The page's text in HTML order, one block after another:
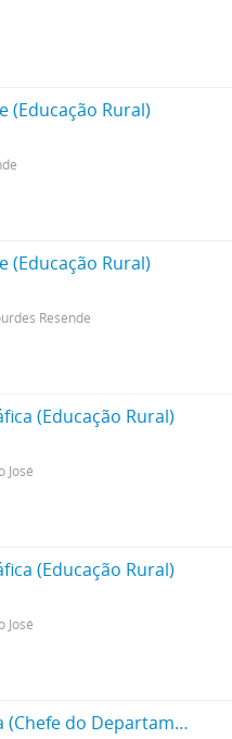
(Educação Rural)
(Educação Rural)
Resende
(Educação Rural)
José
(Educação Rural)
José
1932 - Veterinária (Chefe do Departamento)